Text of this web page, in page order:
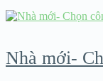
Nhà mới-